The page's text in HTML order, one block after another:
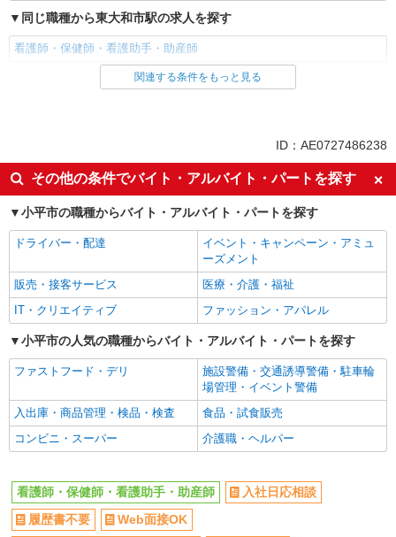
同じ職種から東大和市駅の求人を探す
看護師・保健師・看護助手・助産師
同じ雇用形態から東大和市駅の求人を探す
同じ特徴から東大和市駅の求人を探す
入社日応相談
履歴書不要
Web面接OK
職場見学OKまたは説明会あり
未経験歓迎
経験者・有資格者歓迎
新卒・第二新卒歓迎
女性活躍中
主婦・主夫歓迎
フリーター歓迎
学歴不問
ブランクOK
ミドル（40代～）活躍中
エルダー（50代～）活躍中
シニア（60代～）活躍中
昇給あり
週払い
週2～3日勤務OK
10時～勤務OK
16時前退社OK
時間や曜日が選べる・シフト自由
深夜
禁煙・分煙
残業ほぼなし
転勤なし
登録制
交通費支給
関連する条件をもっと見る
ID：AE0727486238
その他の条件でバイト・アルバイト・パートを探す
小平市の職種からバイト・アルバイト・パートを探す
ドライバー・配達
イベント・キャンペーン・アミュ
ーズメント
販売・接客サービス
医療・介護・福祉
IT・クリエイティブ
ファッション・アパレル
小平市の人気の職種からバイト・アルバイト・パートを探す
ファストフード・デリ
施設警備・交通誘導警備・駐車輪
場管理・イベント警備
入出庫・商品管理・検品・検査
食品・試食販売
コンビニ・スーパー
介護職・ヘルパー
看護師・保健師・看護助手・助産師
入社日応相談
履歴書不要
Web面接OK